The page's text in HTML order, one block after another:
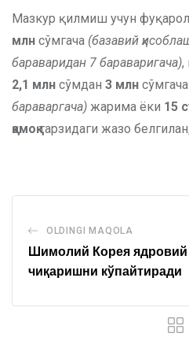
Мазкур қилмиш учун
млн сўмгача (базавий
бараваридан 7 бараваригача),
2,1 млн сўмдан 3 млн сўмгача
бараваргача) жарима ёки 15
қамоқтарзидаги жазо
OLDINGI MAQOLA
Шимолий Корея
чиқаришни кўпайтиради